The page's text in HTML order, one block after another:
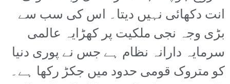
انت دکھائی نہیں دیتا۔ اس کی سب سے
بڑی وجہ نجی ملکیت پر کھڑایہ عالمی
سرمایہ دارانہ نظام ہے جس نے پوری دنیا
کو متروک قومی حدود میں جکڑ رکھا ہے۔